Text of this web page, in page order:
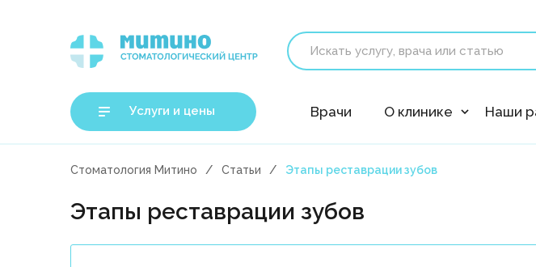
Услуги и цены Врачи О клинике Наши
Стоматология Митино Статьи Этапы реставрации зубов
Этапы реставрации зубов